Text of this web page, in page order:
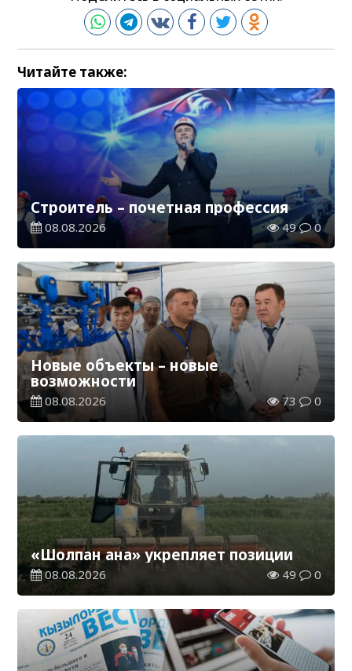
Читайте также:
Строитель – почетная профессия
08.08.2026 49 0
Новые объекты – новые
возможности
08.08.2026 73 0
«Шолпан ана» укрепляет позиции
08.08.2026 49 0